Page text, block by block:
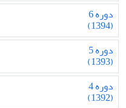
دوره 6
(1394)
دوره 5
(1393)
دوره 4
(1392)